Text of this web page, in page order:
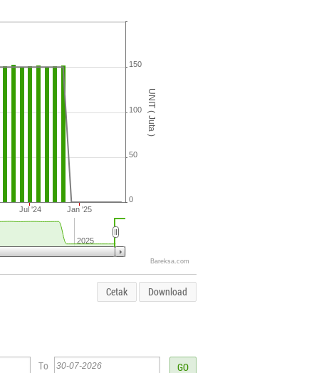
UNIT ( Juta )
Jul '24 Jan '25
0
50
100
150
2025
Bareksa.com
Cetak Download
To